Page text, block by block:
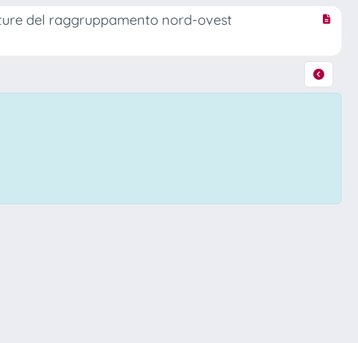
del raggruppamento nord-ovest